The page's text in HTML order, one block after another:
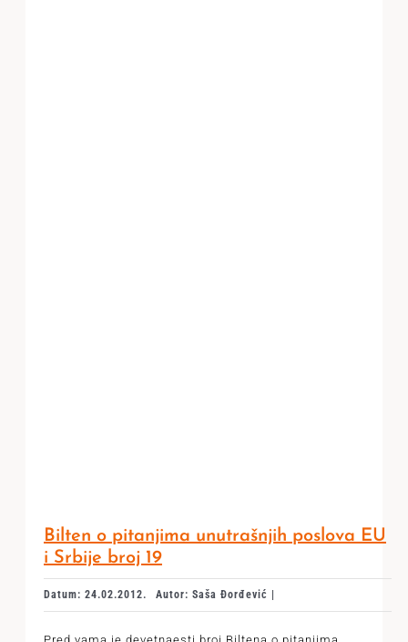
Bilten o pitanjima unutrašnjih poslova EU
i Srbije broj 19
Datum: 24.02.2012. Autor: Saša Đorđević |